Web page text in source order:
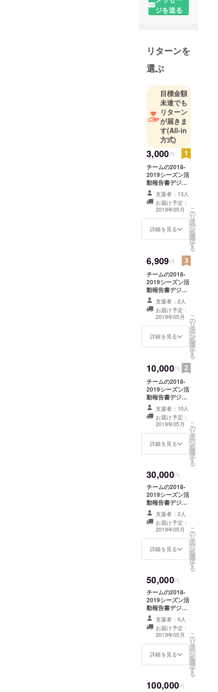
中学校・高
するための
資金集めに
奮闘中
6年連続受
賞・4回世界
大会進出
ジを送る
リターンを
選ぶ
目標金額
未達でも
リターン
が届きま
す(All-in
方式)
3,000円
チームの2018-
2019シーズン活
動報告書デジタ
ル版 / 日々の活
動状況アップ
デート
支援者：13人
お届け予定：
2019年05月
詳細を見る
こ
の
リ
タ
ー
ン
を
選
択
す
る
6,909円
チームの2018-
2019シーズン活
動報告書デジタ
ル版 / 日々の活
動状況アップ
デート / チーム
ウェブサイトに
てお名前の掲載 /
※支援時、必ず備
のない場合は
CAMPFIREの
ユーザー名を掲
載いたします。
ご了承くださ
い。
支援者：2人
お届け予定：
2019年05月
詳細を見る
こ
の
リ
タ
ー
ン
を
選
択
す
る
10,000円
チームの2018-
2019シーズン活
動報告書デジタ
ル版＋紙版 /
日々の活動状況
アップデート /
チームウェブサ
イトにてお名前
の掲載 / チーム
前をご記入くだ
い場合は
CAMPFIREの
ユーザー名を掲
載いたします。
ご了承くださ
い。
支援者：10人
お届け予定：
2019年05月
詳細を見る
こ
の
リ
タ
ー
ン
を
選
択
す
る
30,000円
チームの2018-
2019シーズン活
動報告書デジタ
ル版＋紙版 /
日々の活動状況
アップデート /
チームウェブサ
イトにてお名前
の掲載 / チーム
載 / チームス
時、必ず備考欄
にご希望のお名
前及びリンクを
ご記入くださ
い。記入のない
場合は
CAMPFIREの
ユーザー名を掲
載いたします。
ご了承くださ
支援者：2人
お届け予定：
2019年05月
詳細を見る
こ
の
リ
タ
ー
ン
を
選
択
す
る
50,000円
チームの2018-
2019シーズン活
動報告書デジタ
ル版＋紙版 /
日々の活動状況
アップデート /
チームウェブサ
イトにてお名前
の掲載 / チーム
載 / チームス
支援者：0人
お届け予定：
2019年05月
詳細を見る
こ
の
リ
タ
ー
ン
を
選
択
す
る
100,000円